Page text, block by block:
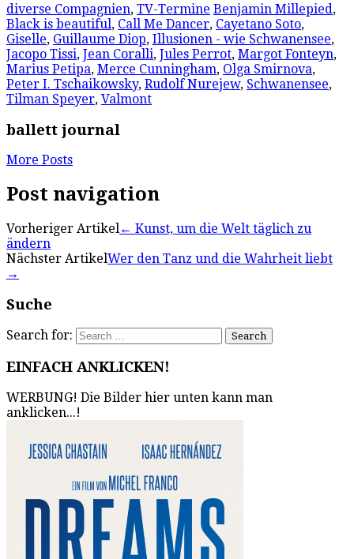
diverse Compagnien, TV-Termine Benjamin Millepied,
Black is beautiful, Call Me Dancer, Cayetano Soto,
Giselle, Guillaume Diop, Illusionen - wie Schwanensee,
Jacopo Tissi, Jean Coralli, Jules Perrot, Margot Fonteyn,
Marius Petipa, Merce Cunningham, Olga Smirnova,
Peter I. Tschaikowsky, Rudolf Nurejew, Schwanensee,
Tilman Speyer, Valmont
ballett journal
More Posts
Post navigation
Vorheriger Artikel← Kunst, um die Welt täglich zu
ändern
Nächster ArtikelWer den Tanz und die Wahrheit liebt
→
Suche
Search for:
EINFACH ANKLICKEN!
WERBUNG! Die Bilder hier unten kann man
anklicken...!